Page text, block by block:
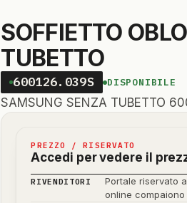
SOFFIETTO
TUBETTO
600126.039S DISPONIBILE
SAMSUNG SENZA TUBETTO
PREZZO / RISERVATO
Accedi per vedere il
RIVENDITORI
Portale riservato
online